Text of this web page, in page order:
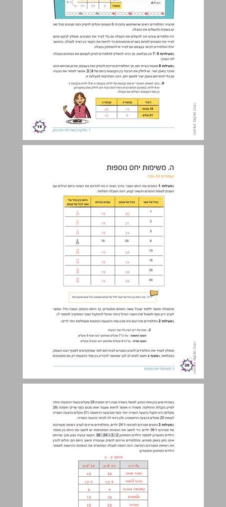
ה. משימות יחס נוספות ... 20